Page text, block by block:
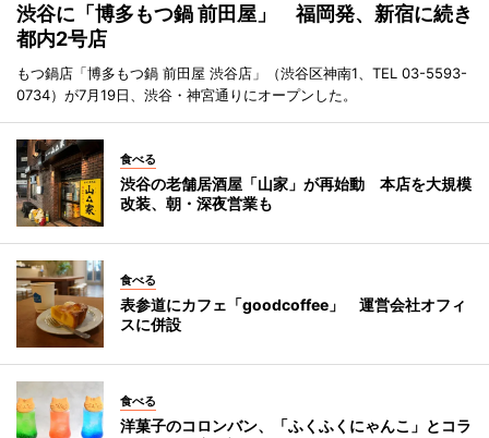
渋谷に「博多もつ鍋 前田屋」 福岡発、新宿に続き
都内2号店
もつ鍋店「博多もつ鍋 前田屋 渋谷店」（渋谷区神南1、TEL 03-5593-
0734）が7月19日、渋谷・神宮通りにオープンした。
食べる
渋谷の老舗居酒屋「山家」が再始動 本店を大規模
改装、朝・深夜営業も
食べる
表参道にカフェ「goodcoffee」 運営会社オフィ
スに併設
食べる
洋菓子のコロンバン、「ふくふくにゃんこ」とコラ